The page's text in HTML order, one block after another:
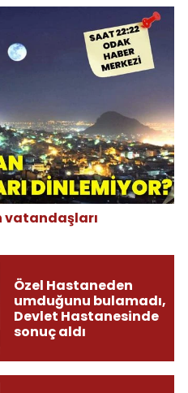
vatandaşları
Özel Hastaneden
umduğunu bulamadı,
Devlet Hastanesinde
sonuç aldı